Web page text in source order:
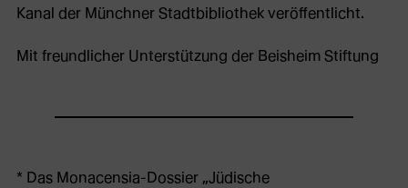
Kanal der Münchner Stadtbibliothek veröffentlicht.
Mit freundlicher Unterstützung der Beisheim Stiftung
* Das Monacensia-Dossier „Jüdische